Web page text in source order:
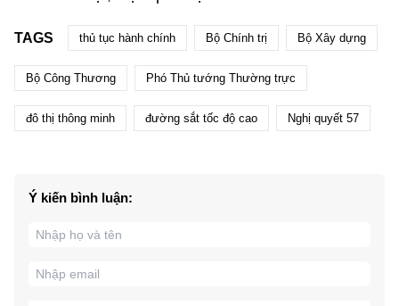
TAGS thủ tục hành chính Bộ Chính trị Bộ Xây dựng
Bộ Công Thương Phó Thủ tướng Thường trực
đô thị thông minh đường sắt tốc độ cao Nghị quyết 57
Ý kiến bình luận: